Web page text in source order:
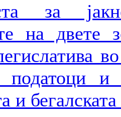
за
на двете
податоци и
и